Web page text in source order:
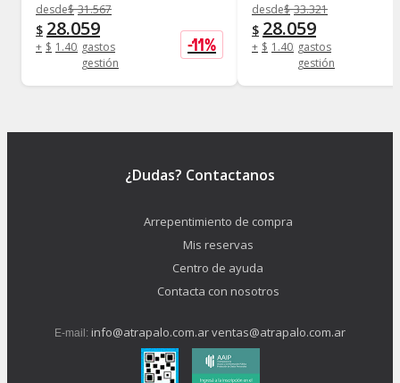
desde$ 31.567
$ 28.059
+ $ 1.402 gastos
gestión
-11%
desde$ 33.321
$ 28.059
+ $ 1.402 gastos
gestión
¿Dudas? Contactanos
Arrepentimiento de compra
Mis reservas
Centro de ayuda
Contacta con nosotros
E-mail: info@atrapalo.com.arventas@atrapalo.com.ar